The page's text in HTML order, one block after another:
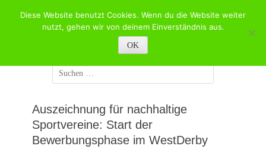
Willkommen beim
Sportverband Haan e.V.
Suchen
nach:
Auszeichnung für nachhaltige
Sportvereine: Start der
Bewerbungsphase im WestDerby
Diese Website benutzt Cookies. Wenn du die Website weiter
nutzt, gehen wir von deinem Einverständnis aus.
OK